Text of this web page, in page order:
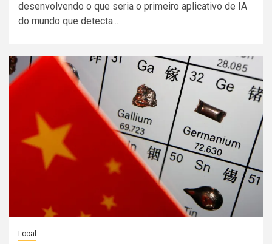
desenvolvendo o que seria o primeiro aplicativo de IA
do mundo que detecta...
Local